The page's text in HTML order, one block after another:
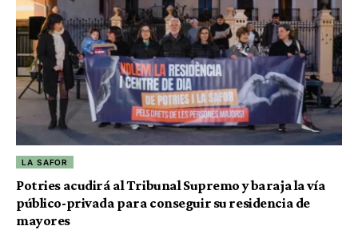
LA SAFOR
Potries acudirá al Tribunal Supremo y baraja la vía
público-privada para conseguir su residencia de
mayores